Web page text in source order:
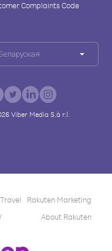
Complaints Code
Беларуская
Viber Media S.à r.l.
Rakuten Marketing
About Rakuten